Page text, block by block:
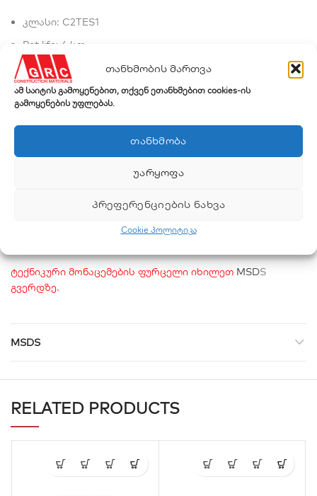
თანხმობის მართვა
ამ საიტის გამოყენებით, თქვენ ეთანხმებით cookies-ის
გამოყენების უფლებას.
ᲗᲐᲜᲮᲛᲝᲑᲐ
ᲣᲐᲠᲧᲝᲤᲐ
ᲞᲠᲔᲤᲔᲠᲔᲜᲪᲘᲔᲑᲘᲡ ᲜᲐᲮᲕᲐ
Cookie პოლიტიკა
კლასი: C2TES1
Pot life: 4 სთ
ღია დრო: 30 წთ
გრაუტინგი: 24 სთ
ფენის სისქე: 3–10 მმ
სრიალი: ≤0.5 მმ
ტექნიკური მონაცემების ფურცელი იხილეთ MSDS
გვერდზე.
MSDS
RELATED PRODUCTS